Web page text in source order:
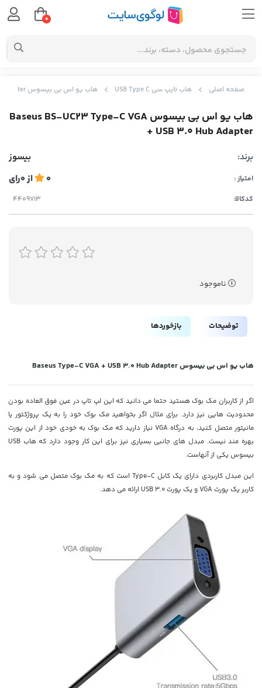
صفحه اصلی هاب تایپ سی USB Type C هاب یو اس بی بیسوس Baseus BS-UC23 Type-C VGA + USB 3.0 Hub Adapter
هاب یو اس بی بیسوس Baseus BS-UC23 Type-C VGA
+ USB 3.0 Hub Adapter
برند: بیسوز
امتیاز : 0 از0رای
کدکالا:
ناموجود
توضیحات بازخوردها
هاب یو اس بی بیسوس Baseus Type-C VGA + USB 3.0 Hub Adapter
اگر از کاربران مک بوک هستید حتما می دانید که این لپ تاپ در عین فوق العاده بودن
محدودیت هایی نیز دارد. برای مثال اگر بخواهید مک بوک خود را به یک پروژکتور یا
مانیتور متصل کنید، به درگاه VGA نیاز دارید که مک بوک به خودی خود از این پورت
بهره مند نیست. مبدل های جانبی بسیاری نیز برای این کار وجود دارد که هاب USB
بیسوس یکی از آنهاست.
این مبدل کاربردی دارای یک کابل Type-C است که به مک بوک متصل می شود و به
کاربر یک پورت VGA و یک پورت USB 3.0 ارائه می دهد.
0